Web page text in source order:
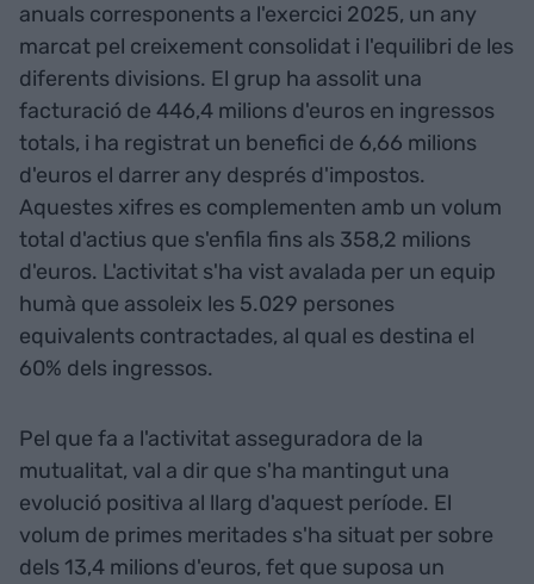
anuals corresponents a l'exercici 2025, un any
marcat pel creixement consolidat i l'equilibri de les
diferents divisions. El grup ha assolit una
facturació de 446,4 milions d'euros en ingressos
totals, i ha registrat un benefici de 6,66 milions
d'euros el darrer any després d'impostos.
Aquestes xifres es complementen amb un volum
total d'actius que s'enfila fins als 358,2 milions
d'euros. L'activitat s'ha vist avalada per un equip
humà que assoleix les 5.029 persones
equivalents contractades, al qual es destina el
60% dels ingressos.
Pel que fa a l'activitat asseguradora de la
mutualitat, val a dir que s'ha mantingut una
evolució positiva al llarg d'aquest període. El
volum de primes meritades s'ha situat per sobre
dels 13,4 milions d'euros, fet que suposa un